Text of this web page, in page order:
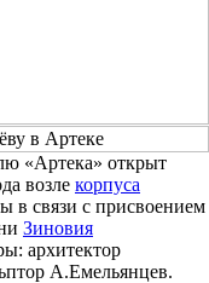
«Артека» открыт
возле корпуса
в связи с присвоением
Зиновия
архитектор
А.Емельянцев.